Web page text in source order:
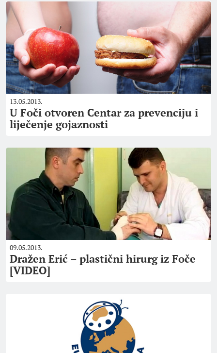
13.05.2013.
U Foči otvoren Centar za prevenciju i
liječenje gojaznosti
09.05.2013.
Dražen Erić – plastični hirurg iz Foče
[VIDEO]